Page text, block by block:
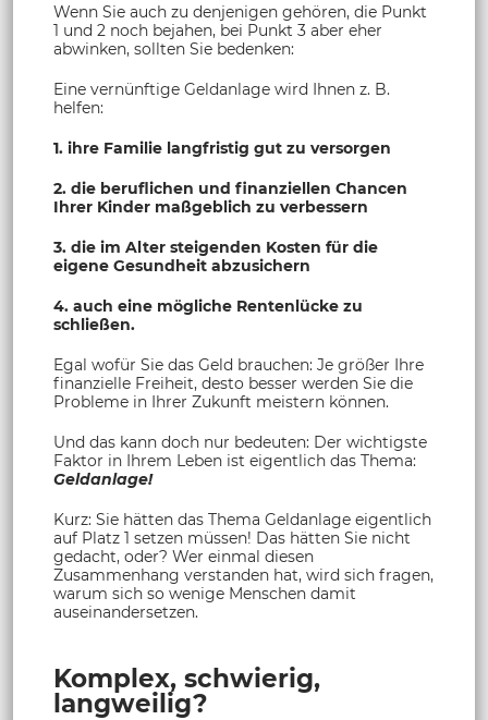
Wenn Sie auch zu denjenigen gehören, die Punkt
1 und 2 noch bejahen, bei Punkt 3 aber eher
abwinken, sollten Sie bedenken:
Eine vernünftige Geldanlage wird Ihnen z. B.
helfen:
1. ihre Familie langfristig gut zu versorgen
2. die beruflichen und finanziellen Chancen
Ihrer Kinder maßgeblich zu verbessern
3. die im Alter steigenden Kosten für die
eigene Gesundheit abzusichern
4. auch eine mögliche Rentenlücke zu
schließen.
Egal wofür Sie das Geld brauchen: Je größer Ihre
finanzielle Freiheit, desto besser werden Sie die
Probleme in Ihrer Zukunft meistern können.
Und das kann doch nur bedeuten: Der wichtigste
Faktor in Ihrem Leben ist eigentlich das Thema:
Geldanlage!
Kurz: Sie hätten das Thema Geldanlage eigentlich
auf Platz 1 setzen müssen! Das hätten Sie nicht
gedacht, oder? Wer einmal diesen
Zusammenhang verstanden hat, wird sich fragen,
warum sich so wenige Menschen damit
auseinandersetzen.
Komplex, schwierig,
langweilig?